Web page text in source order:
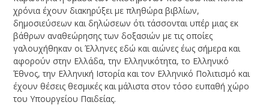
χρόνια έχουν διακηρύξει με πληθώρα βιβλίων,
δημοσιεύσεων και δηλώσεων ότι τάσσονται υπέρ μιας εκ
βάθρων αναθεώρησης των δοξασιών με τις οποίες
γαλουχήθηκαν οι Έλληνες εδώ και αιώνες έως σήμερα και
αφορούν στην Ελλάδα, την Ελληνικότητα, το Ελληνικό
Έθνος, την Ελληνική Ιστορία και τον Ελληνικό Πολιτισμό και
έχουν θέσεις θεσμικές και μάλιστα στον τόσο ευπαθή χώρο
του Υπουργείου Παιδείας.